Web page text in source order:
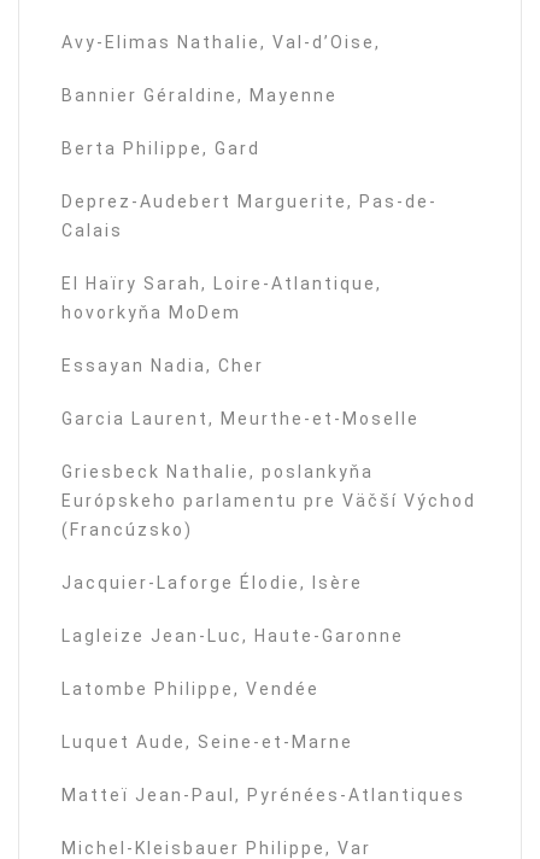
Avy-Elimas Nathalie, Val-d’Oise,
Bannier Géraldine, Mayenne
Berta Philippe, Gard
Deprez-Audebert Marguerite, Pas-de-
Calais
El Haïry Sarah, Loire-Atlantique,
hovorkyňa MoDem
Essayan Nadia, Cher
Garcia Laurent, Meurthe-et-Moselle
Griesbeck Nathalie, poslankyňa
Európskeho parlamentu pre Väčší Východ
(Francúzsko)
Jacquier-Laforge Élodie, Isère
Lagleize Jean-Luc, Haute-Garonne
Latombe Philippe, Vendée
Luquet Aude, Seine-et-Marne
Matteï Jean-Paul, Pyrénées-Atlantiques
Michel-Kleisbauer Philippe, Var